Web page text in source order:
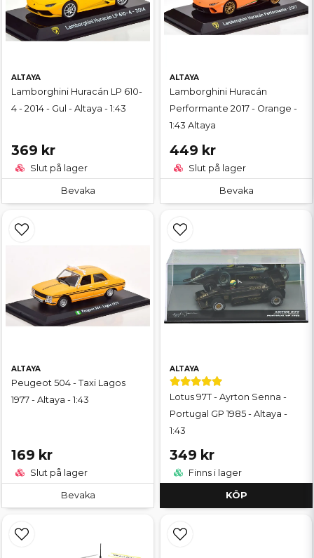
ALTAYA
Lamborghini Huracán LP 610-
4 - 2014 - Gul - Altaya - 1:43
369 kr
Slut på lager
Bevaka
ALTAYA
Lamborghini Huracán
Performante 2017 - Orange -
1:43 Altaya
449 kr
Slut på lager
Bevaka
ALTAYA
Peugeot 504 - Taxi Lagos
1977 - Altaya - 1:43
169 kr
Slut på lager
Bevaka
ALTAYA
Lotus 97T - Ayrton Senna -
Portugal GP 1985 - Altaya -
1:43
349 kr
Finns i lager
KÖP